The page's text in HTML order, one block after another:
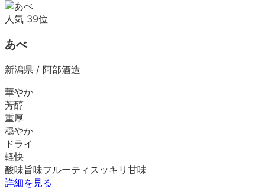
人気 39位
あべ
新潟県 / 阿部酒造
華やか
芳醇
重厚
穏やか
ドライ
軽快
酸味旨味フルーティ スッキリ 甘味
詳細を見る